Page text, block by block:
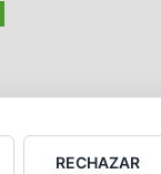
RECHAZAR